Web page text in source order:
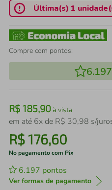
Última(s) 1
Compre com pontos:
6.197
R$ 185,90à vista
em até 6x de R$ 30,98 s/
R$176,60
No pagamento com Pix
6.197 pontos
Ver formas de pagamento